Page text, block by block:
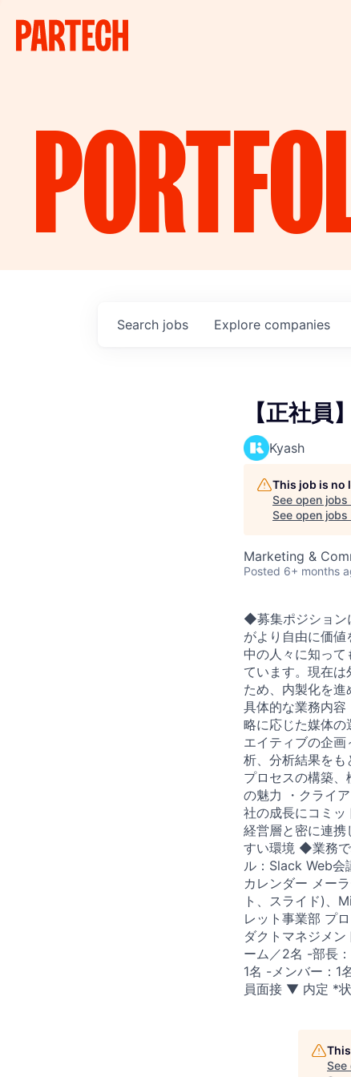
Search jobs Explore companies
【正社
Kyash
This job is no
See open jobs
See open
Marketing &
Posted 6+ months
◆募集ポジション
がより自由に価
中の人々に知っ
ています。現在
ため、内製化を
具体的な業務内
略に応じた媒体の
エイティブの企
析、分析結果を
プロセスの構築
の魅力 ・クライ
社の成長にコミッ
経営層と密に連
すい環境 ◆業務
ル：Slack Web
カレンダー メー
ト、スライド)
レット事業部 プ
ダクトマネジメ
ーム／2名 -部長
1名 -メンバー：
員面接 ▼ 内定 *状
See